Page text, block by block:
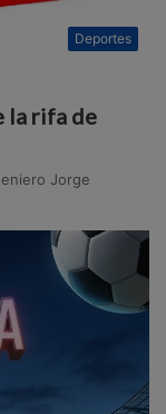
Deportes
la rifa de
Jorge